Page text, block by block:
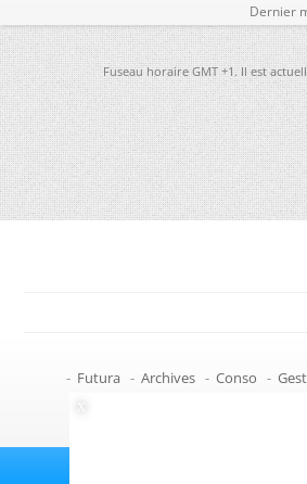
Dernier
Fuseau horaire GMT +1. Il est
- Futura - Archives - Conso -